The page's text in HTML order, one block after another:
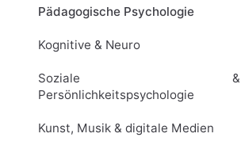
Pädagogische Psychologie
Kognitive & Neuro
Soziale &
Persönlichkeitspsychologie
Kunst, Musik & digitale Medien